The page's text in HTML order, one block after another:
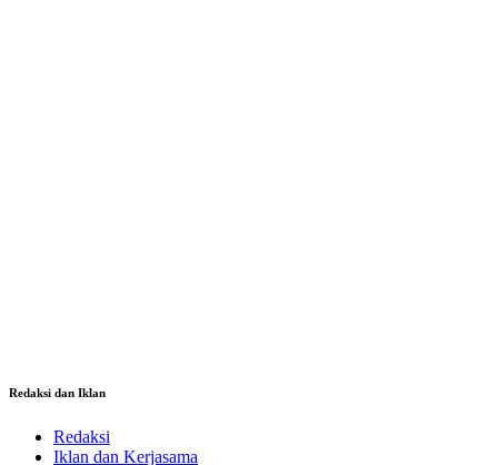
Redaksi dan Iklan
Redaksi
Iklan dan Kerjasama